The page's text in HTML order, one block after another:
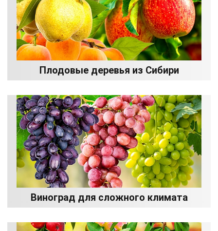
Плодовые деревья из Сибири
Виноград для сложного климата